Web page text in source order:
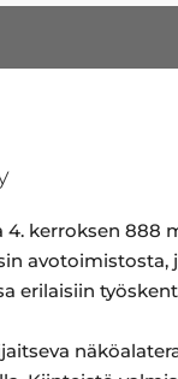
4. kerroksen 888
avotoimistosta,
erilaisiin